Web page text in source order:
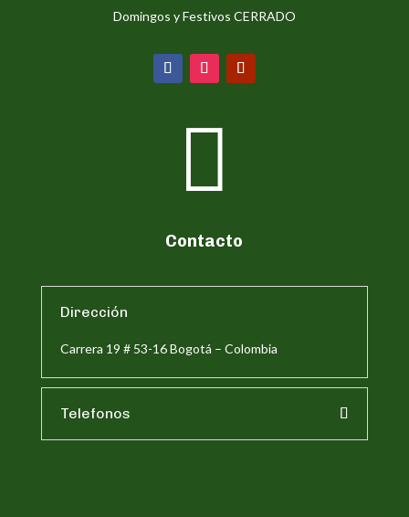
Domingos y Festivos CERRADO

Contacto
Dirección
Carrera 19 # 53-16 Bogotá – Colombia
Telefonos